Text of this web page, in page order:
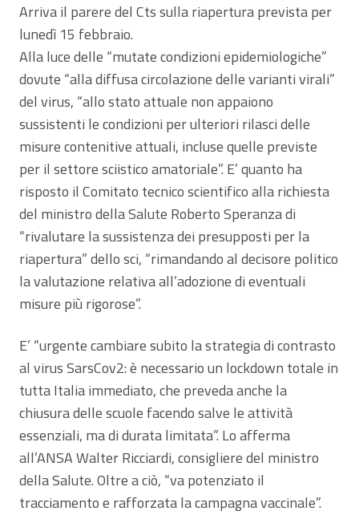
Arriva il parere del Cts sulla riapertura prevista per
lunedì 15 febbraio.
Alla luce delle “mutate condizioni epidemiologiche”
dovute “alla diffusa circolazione delle varianti virali”
del virus, “allo stato attuale non appaiono
sussistenti le condizioni per ulteriori rilasci delle
misure contenitive attuali, incluse quelle previste
per il settore sciistico amatoriale”. E’ quanto ha
risposto il Comitato tecnico scientifico alla richiesta
del ministro della Salute Roberto Speranza di
“rivalutare la sussistenza dei presupposti per la
riapertura” dello sci, “rimandando al decisore politico
la valutazione relativa all’adozione di eventuali
misure più rigorose”.
E’ “urgente cambiare subito la strategia di contrasto
al virus SarsCov2: è necessario un lockdown totale in
tutta Italia immediato, che preveda anche la
chiusura delle scuole facendo salve le attività
essenziali, ma di durata limitata”. Lo afferma
all’ANSA Walter Ricciardi, consigliere del ministro
della Salute. Oltre a ciò, “va potenziato il
tracciamento e rafforzata la campagna vaccinale”.